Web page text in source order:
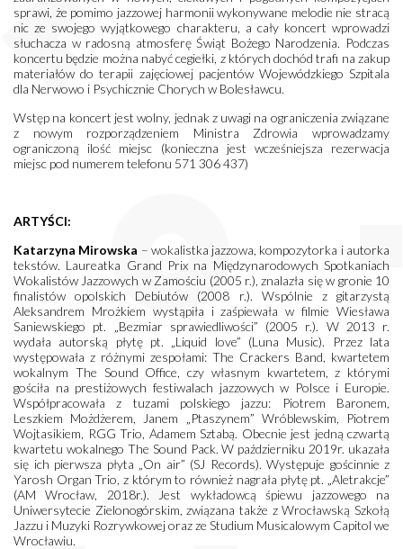
sprawi, że pomimo jazzowej harmonii wykonywane melodie nie stracą
nic ze swojego wyjątkowego charakteru, a cały koncert wprowadzi
słuchacza w radosną atmosferę Świąt Bożego Narodzenia. Podczas
koncertu będzie można nabyć cegiełki, z których dochód trafi na zakup
materiałów do terapii zajęciowej pacjentów Wojewódzkiego Szpitala
dla Nerwowo i Psychicznie Chorych w Bolesławcu.
Wstęp na koncert jest wolny, jednak z uwagi na ograniczenia związane
z nowym rozporządzeniem Ministra Zdrowia wprowadzamy
ograniczoną ilość miejsc (konieczna jest wcześniejsza rezerwacja
miejsc pod numerem telefonu 571 306 437)
ARTYŚCI:
Katarzyna Mirowska – wokalistka jazzowa, kompozytorka i autorka
tekstów. Laureatka Grand Prix na Międzynarodowych Spotkaniach
Wokalistów Jazzowych w Zamościu (2005 r.), znalazła się w gronie 10
finalistów opolskich Debiutów (2008 r.). Wspólnie z gitarzystą
Aleksandrem Mrożkiem wystąpiła i zaśpiewała w filmie Wiesława
Saniewskiego pt. „Bezmiar sprawiedliwości” (2005 r.). W 2013 r.
wydała autorską płytę pt. „Liquid love” (Luna Music). Przez lata
występowała z różnymi zespołami: The Crackers Band, kwartetem
wokalnym The Sound Office, czy własnym kwartetem, z którymi
gościła na prestiżowych festiwalach jazzowych w Polsce i Europie.
Współpracowała z tuzami polskiego jazzu: Piotrem Baronem,
Leszkiem Możdżerem, Janem „Ptaszynem” Wróblewskim, Piotrem
Wojtasikiem, RGG Trio, Adamem Sztabą. Obecnie jest jedną czwartą
kwartetu wokalnego The Sound Pack. W październiku 2019r. ukazała
się ich pierwsza płyta „On air” (SJ Records). Występuje gościnnie z
Yarosh Organ Trio, z którym to również nagrała płytę pt. „Aletrakcje”
(AM Wrocław, 2018r.). Jest wykładowcą śpiewu jazzowego na
Uniwersytecie Zielonogórskim, związana także z Wrocławską Szkołą
Jazzu i Muzyki Rozrywkowej oraz ze Studium Musicalowym Capitol we
Wrocławiu.